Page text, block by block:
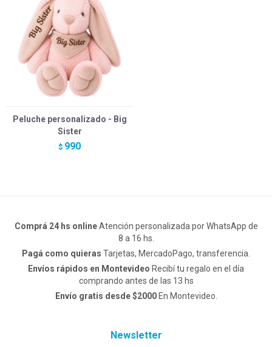
Peluche personalizado - Big
Sister
$ 990
Comprá 24 hs onlineAtención personalizada por WhatsApp de
8 a 16 hs.
Pagá como quieras Tarjetas, MercadoPago, transferencia.
Envíos rápidos en Montevideo Recibí tu regalo en el día
comprando antes de las 13 hs
Envío gratis desde $2000En Montevideo.
Newsletter